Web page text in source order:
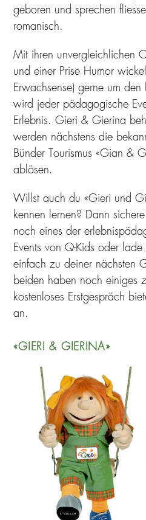
geboren und sprechen
romanisch.
Mit ihren unvergleichlichen
und einer Prise Humor
Erwachsense) gerne um
wird jeder pädagogische
Erlebnis. Gieri & Gierina
werden nächstens die
Bünder Tourismus «Gian &
ablösen.
Willst auch du «Gieri und
kennen lernen? Dann
noch eines der
Events von Q-Kids oder
einfach zu deiner nächsten
beiden haben noch einiges
kostenloses Erstgespräch
an.
«GIERI & GIERINA»